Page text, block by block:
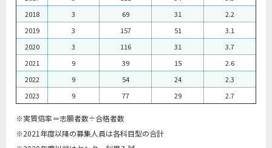
2018
3 69 31
2.2
2019
3 157 51
3.1
2020
3 116 31
3.7
2021
9 39 15
2.6
2022
9 54 24
2.3
2023
9 77 29 2.7
※実質倍率＝志願者数÷合格者数
※2021年度以降の募集人員は各科目型の合計